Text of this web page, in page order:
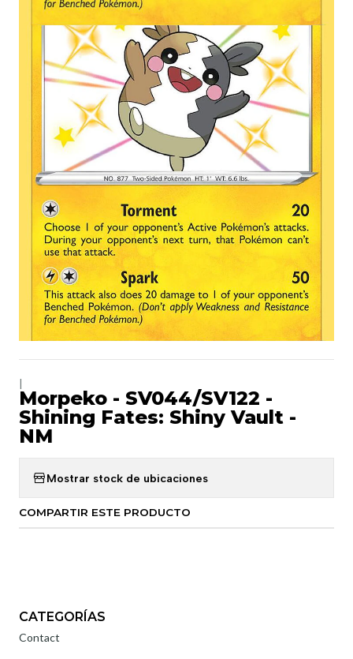
Morpeko - SV044/SV122 -
Shining Fates: Shiny Vault -
NM
Mostrar stock de ubicaciones
COMPARTIR ESTE PRODUCTO
CATEGORÍAS
Contact